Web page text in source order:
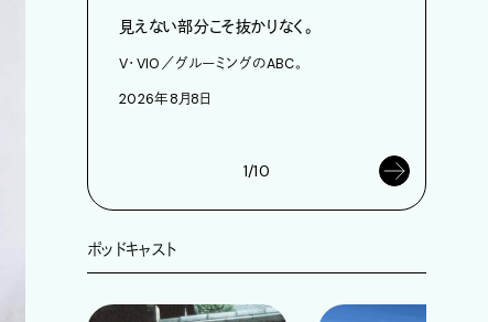
見えない部分こそ抜かりなく。
V・VIO／グルーミングのABC。
2026年8月8日
1/10
ポッドキャスト